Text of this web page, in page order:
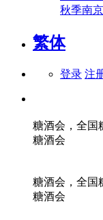
秋季南
繁体
登录 注
糖酒会，全国
糖酒会
糖酒会，全国
糖酒会